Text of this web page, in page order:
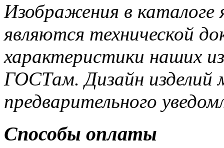
Изображения в
являются технической
характеристики наших
ГОСТам. Дизайн
предварительного
Способы оплаты